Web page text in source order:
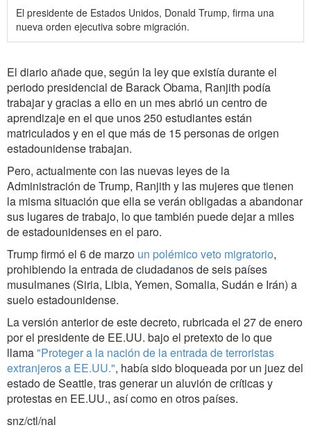
El presidente de Estados Unidos, Donald Trump, firma una
nueva orden ejecutiva sobre migración.
El diario añade que, según la ley que existía durante el
periodo presidencial de Barack Obama, Ranjith podía
trabajar y gracias a ello en un mes abrió un centro de
aprendizaje en el que unos 250 estudiantes están
matriculados y en el que más de 15 personas de origen
estadounidense trabajan.
Pero, actualmente con las nuevas leyes de la
Administración de Trump, Ranjith y las mujeres que tienen
la misma situación que ella se verán obligadas a abandonar
sus lugares de trabajo, lo que también puede dejar a miles
de estadounidenses en el paro.
Trump firmó el 6 de marzo un polémico veto migratorio,
prohibiendo la entrada de ciudadanos de seis países
musulmanes (Siria, Libia, Yemen, Somalia, Sudán e Irán) a
suelo estadounidense.
La versión anterior de este decreto, rubricada el 27 de enero
por el presidente de EE.UU. bajo el pretexto de lo que
llama"Proteger a la nación de la entrada de terroristas
extranjeros a EE.UU.", había sido bloqueada por un juez del
estado de Seattle, tras generar un aluvión de críticas y
protestas en EE.UU., así como en otros países.
snz/ctl/nal